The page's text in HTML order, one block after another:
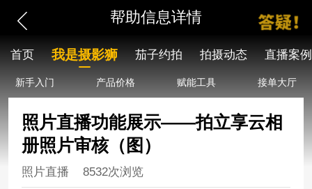
帮助信息详情
首页 我是摄影狮 茄子约拍 拍摄动态 直播案例
新手入门 产品价格 赋能工具 接单大厅
照片直播功能展示——拍立享云相
册照片审核（图）
照片直播 8532次浏览